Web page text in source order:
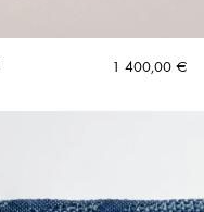
1 400,00 €